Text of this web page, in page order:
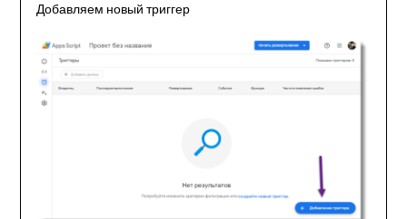
Добавляем новый триггер